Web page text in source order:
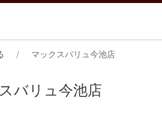
マックスバリュ今池店
バリュ今池店